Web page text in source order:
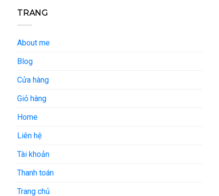
TRANG
About me
Blog
Cửa hàng
Giỏ hàng
Home
Liên hệ
Tài khoản
Thanh toán
Trang chủ